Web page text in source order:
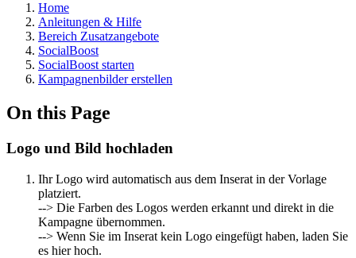
Home
Anleitungen & Hilfe
Bereich Zusatzangebote
SocialBoost
SocialBoost starten
Kampagnenbilder erstellen
On this Page
Logo und Bild hochladen
Ihr Logo wird automatisch aus dem Inserat in der Vorlage
platziert.
--> Die Farben des Logos werden erkannt und direkt in die
Kampagne übernommen.
--> Wenn Sie im Inserat kein Logo eingefügt haben, laden Sie
es hier hoch.